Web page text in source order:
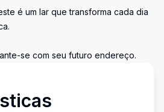
é um lar que transforma cada dia
se com seu futuro endereço.